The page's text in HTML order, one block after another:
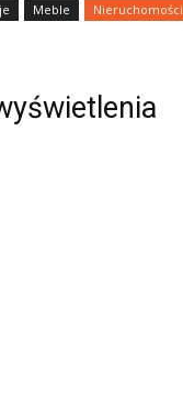
Meble Nieruchomości